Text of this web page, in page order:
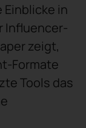
in
Influencer-
zeigt,
Formate
Tools das